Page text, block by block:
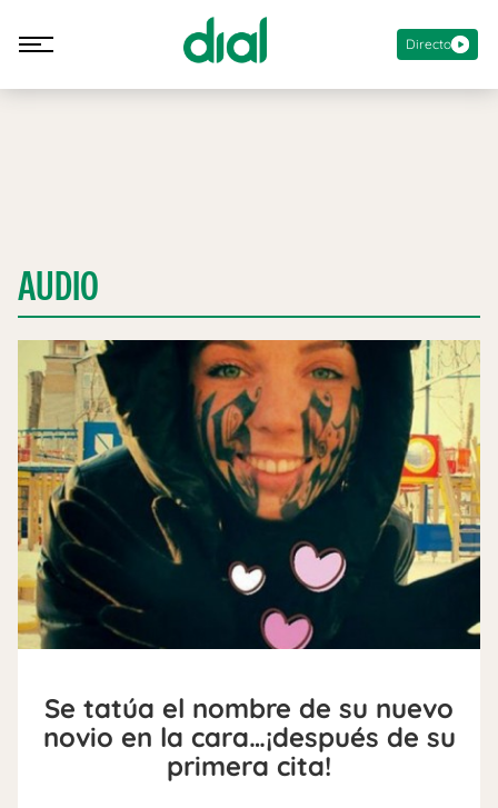
Directo
AUDIO
Se tatúa el nombre de su nuevo
novio en la cara…¡después de su
primera cita!